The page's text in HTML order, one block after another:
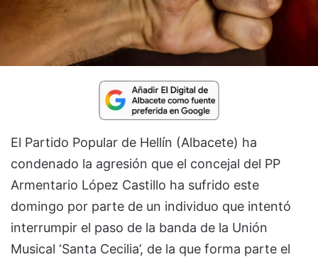
El Partido Popular de Hellín (Albacete) ha
condenado la agresión que el concejal del PP
Armentario López Castillo ha sufrido este
domingo por parte de un individuo que intentó
interrumpir el paso de la banda de la Unión
Musical ‘Santa Cecilia’, de la que forma parte el